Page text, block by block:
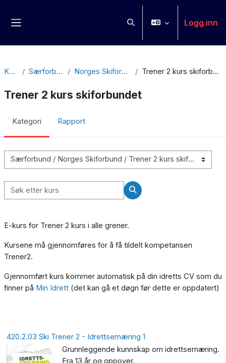
Veksle inndata for søkLogg inn
Kurs Særforbund Norges Skiforbund Trener 2 kurs skiforbundet
Trener 2 kurs skiforbundet
Kategori Rapport
Kurskategorier
Søk etter kurs
Søk etter kurs
E-kurs for Trener 2 kurs i alle grener.
Kursene må gjennomføres for å få tildelt kompetansen
Trener2.
Gjennomført kurs kommer automatisk på din idretts CV som du
finner på Min Idrett (det kan gå et døgn før dette er oppdatert)
420.2.03 Ski Trener 2 - Idrettsernæring 1
Grunnleggende kunnskap om idrettsernæring.
Fra 13 år og oppover.